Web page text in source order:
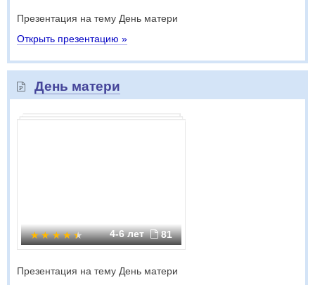
Презентация на тему День матери
Открыть презентацию »
День матери
4-6 лет 81
Презентация на тему День матери